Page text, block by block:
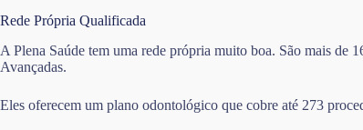
Rede Própria Qualificada
A Plena Saúde tem uma rede própria muito boa. São mais de
Avançadas.
Eles oferecem um plano odontológico que cobre até 273